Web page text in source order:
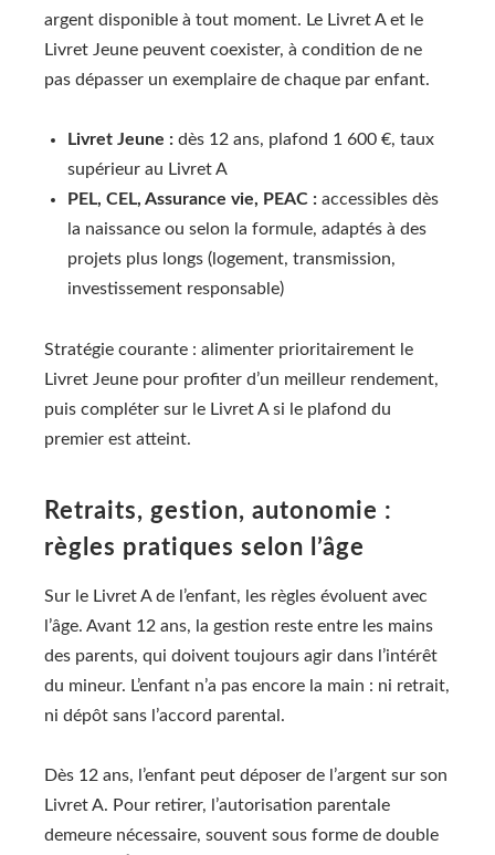
argent disponible à tout moment. Le Livret A et le
Livret Jeune peuvent coexister, à condition de ne
pas dépasser un exemplaire de chaque par enfant.
Livret Jeune : dès 12 ans, plafond 1 600 €, taux
supérieur au Livret A
PEL, CEL, Assurance vie, PEAC : accessibles dès
la naissance ou selon la formule, adaptés à des
projets plus longs (logement, transmission,
investissement responsable)
Stratégie courante : alimenter prioritairement le
Livret Jeune pour profiter d’un meilleur rendement,
puis compléter sur le Livret A si le plafond du
premier est atteint.
Retraits, gestion, autonomie :
règles pratiques selon l’âge
Sur le Livret A de l’enfant, les règles évoluent avec
l’âge. Avant 12 ans, la gestion reste entre les mains
des parents, qui doivent toujours agir dans l’intérêt
du mineur. L’enfant n’a pas encore la main : ni retrait,
ni dépôt sans l’accord parental.
Dès 12 ans, l’enfant peut déposer de l’argent sur son
Livret A. Pour retirer, l’autorisation parentale
demeure nécessaire, souvent sous forme de double